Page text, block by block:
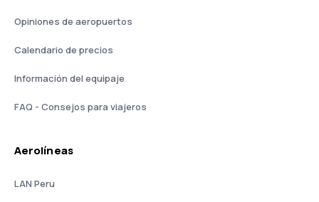
Opiniones de aeropuertos
Calendario de precios
Información del equipaje
FAQ - Consejos para viajeros
Aerolíneas
LAN Peru